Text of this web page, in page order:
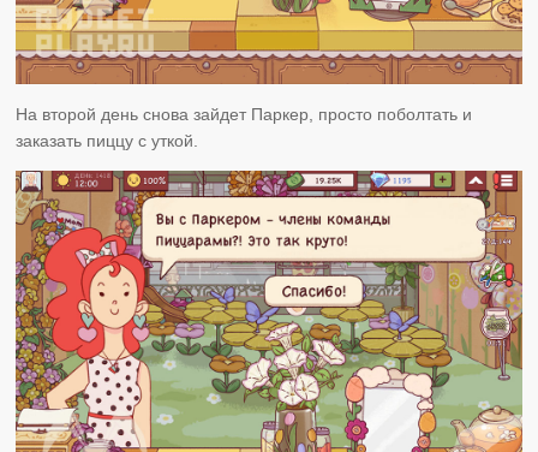
На второй день снова зайдет Паркер, просто поболтать и
заказать пиццу с уткой.